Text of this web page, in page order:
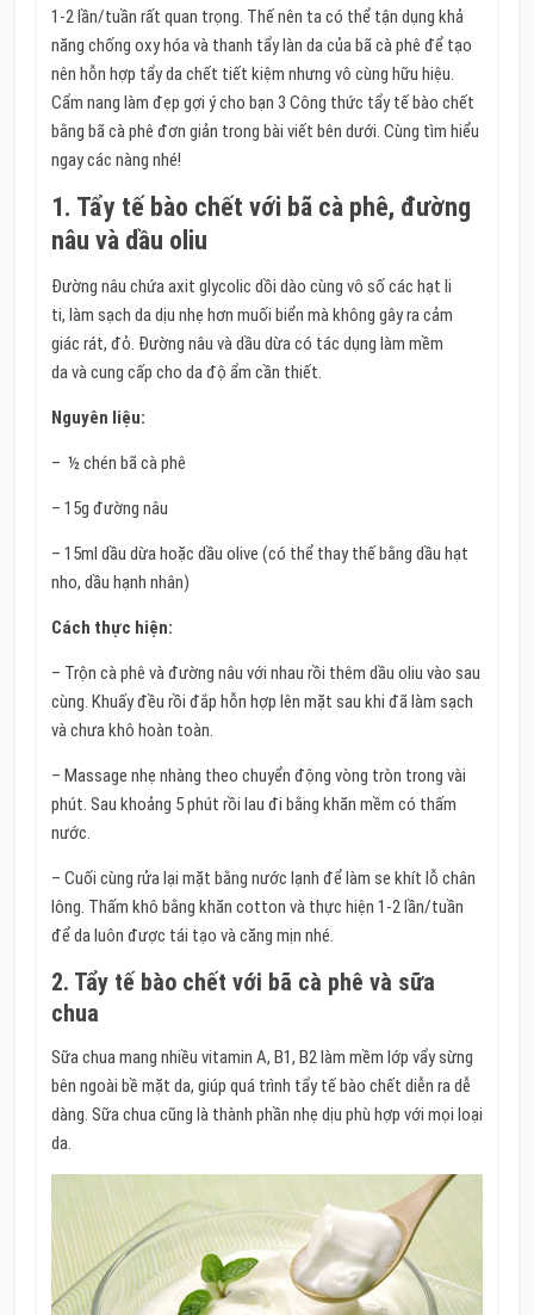
1-2 lần/tuần rất quan trọng. Thế nên ta có thể tận dụng khả
năng chống oxy hóa và thanh tẩy làn da của bã cà phê để tạo
nên hỗn hợp tẩy da chết tiết kiệm nhưng vô cùng hữu hiệu.
Cẩm nang làm đẹp gợi ý cho bạn 3 Công thức tẩy tế bào chết
bằng bã cà phê đơn giản trong bài viết bên dưới. Cùng tìm hiểu
ngay các nàng nhé!
1. Tẩy tế bào chết với bã cà phê, đường
nâu và dầu oliu
Đường nâu chứa axit glycolic dồi dào cùng vô số các hạt li
ti, làm sạch da dịu nhẹ hơn muối biển mà không gây ra cảm
giác rát, đỏ. Đường nâu và dầu dừa có tác dụng làm mềm
da và cung cấp cho da độ ẩm cần thiết.
Nguyên liệu:
– ½ chén bã cà phê
– 15g đường nâu
– 15ml dầu dừa hoặc dầu olive (có thể thay thế bằng dầu hạt
nho, dầu hạnh nhân)
Cách thực hiện:
– Trộn cà phê và đường nâu với nhau rồi thêm dầu oliu vào sau
cùng. Khuấy đều rồi đắp hỗn hợp lên mặt sau khi đã làm sạch
và chưa khô hoàn toàn.
– Massage nhẹ nhàng theo chuyển động vòng tròn trong vài
phút. Sau khoảng 5 phút rồi lau đi bằng khăn mềm có thấm
nước.
– Cuối cùng rửa lại mặt bằng nước lạnh để làm se khít lỗ chân
lông. Thấm khô bằng khăn cotton và thực hiện 1-2 lần/tuần
để da luôn được tái tạo và căng mịn nhé.
2. Tẩy tế bào chết với bã cà phê và sữa
chua
Sữa chua mang nhiều vitamin A, B1, B2 làm mềm lớp vẩy sừng
bên ngoài bề mặt da, giúp quá trình tẩy tế bào chết diễn ra dễ
dàng. Sữa chua cũng là thành phần nhẹ dịu phù hợp với mọi loại
da.